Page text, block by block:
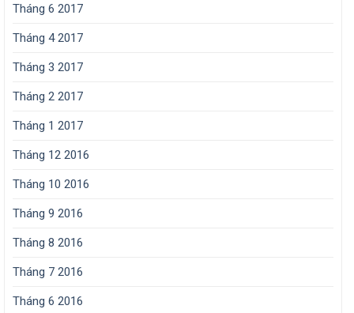
Tháng 6 2017
Tháng 4 2017
Tháng 3 2017
Tháng 2 2017
Tháng 1 2017
Tháng 12 2016
Tháng 10 2016
Tháng 9 2016
Tháng 8 2016
Tháng 7 2016
Tháng 6 2016